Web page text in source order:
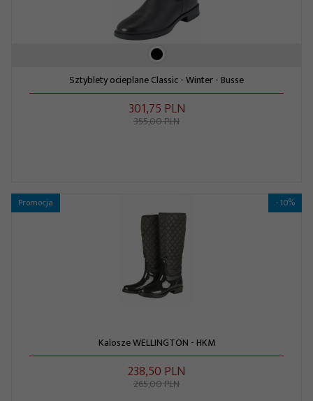
Sztyblety ocieplane Classic - Winter - Busse
301,75 PLN
355,00 PLN
Promocja - 10%
Kalosze WELLINGTON - HKM
238,50 PLN
265,00 PLN